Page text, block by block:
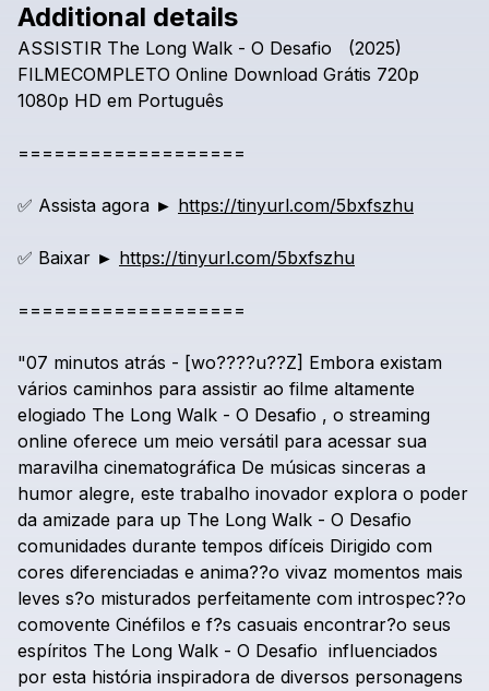
Check your texts
Additional details
ASSISTIR The Long Walk - O Desafio
(2025)
FILMECOMPLETO Online Download Grátis 720p
1080p HD em Português
===================
✅ Assista agora ► https://tinyurl.com/5bxfszhu
✅ Baixar ► https://tinyurl.com/5bxfszhu
===================
"07 minutos atrás - [wo????u??Z] Embora existam
vários caminhos para assistir ao filme altamente
elogiado The Long Walk - O Desafio , o streaming
online oferece um meio versátil para acessar sua
maravilha cinematográfica De músicas sinceras a
humor alegre, este trabalho inovador explora o poder
da amizade para up The Long Walk - O Desafio
comunidades durante tempos difíceis Dirigido com
cores diferenciadas e anima??o vivaz momentos mais
leves s?o misturados perfeitamente com introspec??o
comovente Cinéfilos e f?s casuais encontrar?o seus
espíritos The Long Walk - O Desafio influenciados
por esta história inspiradora de diversos personagens